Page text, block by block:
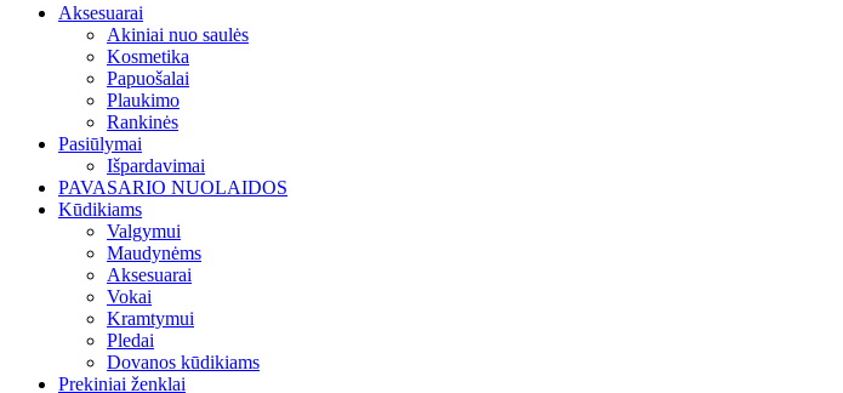
Aksesuarai
Akiniai nuo saulės
Kosmetika
Papuošalai
Plaukimo
Rankinės
Pasiūlymai
Išpardavimai
PAVASARIO NUOLAIDOS
Kūdikiams
Valgymui
Maudynėms
Aksesuarai
Vokai
Kramtymui
Pledai
Dovanos kūdikiams
Prekiniai ženklai